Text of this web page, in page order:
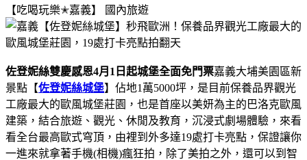
【吃喝玩樂✭嘉義】
國內旅遊
佐登妮絲雙慶感恩4月1日起城堡全面免門票嘉義大埔美園區新
景點【佐登妮絲城堡】佔地1萬5000坪，是目前保養品界觀光
工廠最大的歐風城堡莊園，也是首座以美妍為主的巴洛克歐風
建築，結合旅遊、觀光、休閒及教育，沉浸式劇場體驗，來看
看全台最高歐式穹頂，由裡到外多達19處打卡亮點，保證讓你
一進來就拿著手機(相機)瘋狂拍，除了美拍之外，還可以到智